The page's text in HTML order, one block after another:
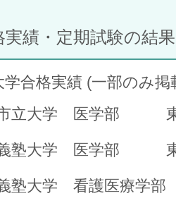
実績・定期試験の結果
学合格実績 (一部のみ掲
立大学 医学部 東
義塾大学 医学部 東
塾大学 看護医療学